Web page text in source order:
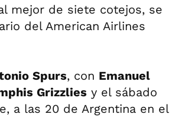
mejor de siete cotejos, se
del American Airlines
Spurs, con Emanuel
Grizzlies y el sábado
a las 20 de Argentina en el